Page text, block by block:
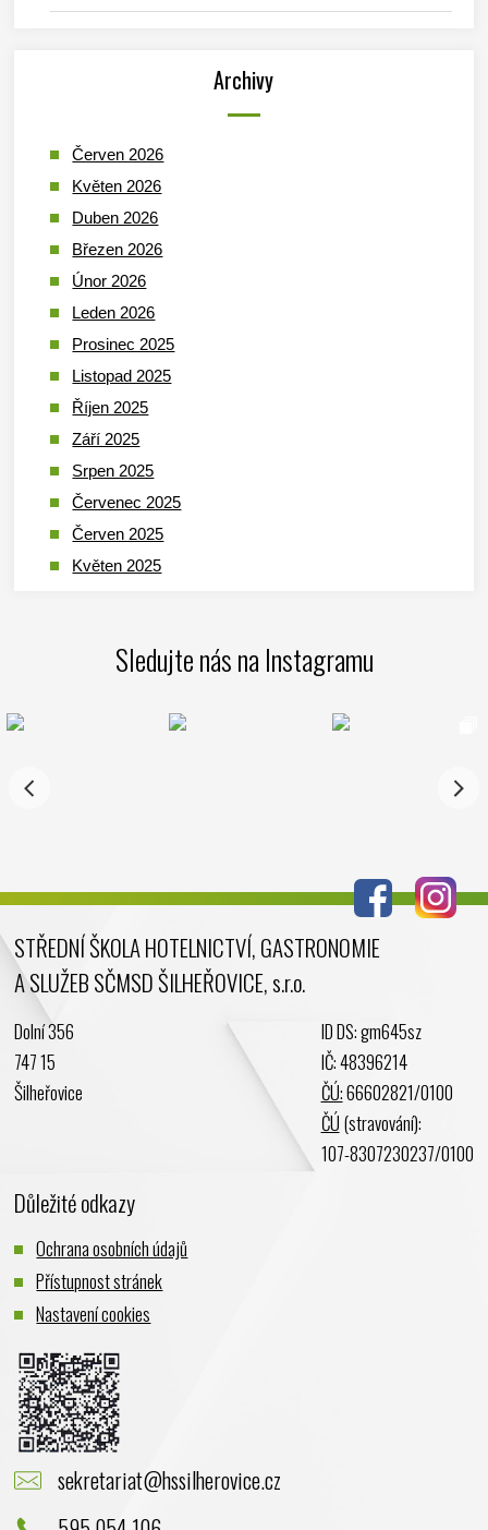
Archivy
Červen 2026
Květen 2026
Duben 2026
Březen 2026
Únor 2026
Leden 2026
Prosinec 2025
Listopad 2025
Říjen 2025
Září 2025
Srpen 2025
Červenec 2025
Červen 2025
Květen 2025
Leden 2025
Listopad 2024
Duben 2024
Březen 2024
Leden 2024
Listopad 2023
Srpen 2023
Červen 2023
Květen 2023
Duben 2023
Březen 2023
Únor 2023
Leden 2023
Prosinec 2022
Listopad 2022
Sledujte nás na Instagramu
STŘEDNÍ ŠKOLA HOTELNICTVÍ, GASTRONOMIE
A SLUŽEB SČMSD ŠILHEŘOVICE, s.r.o.
Dolní 356
747 15
Šilheřovice
ID DS: gm645sz
IČ: 48396214
ČÚ:66602821/0100
ČÚ (stravování):
107-8307230237/0100
Důležité odkazy
Ochrana osobních údajů
Přístupnost stránek
Nastavení cookies
sekretariat@hssilherovice.cz